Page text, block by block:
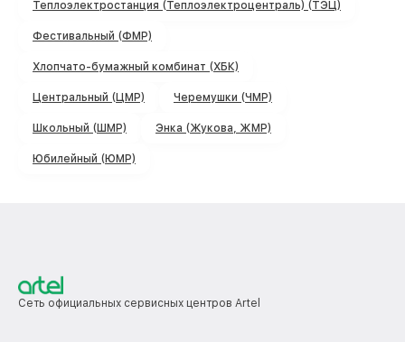
Теплоэлектростанция (Теплоэлектроцентраль) (ТЭЦ)
Фестивальный (ФМР)
Хлопчато-бумажный комбинат (ХБК)
Центральный (ЦМР) Черемушки (ЧМР)
Школьный (ШМР) Энка (Жукова, ЖМР)
Юбилейный (ЮМР)
Сеть официальных сервисных центров Artel